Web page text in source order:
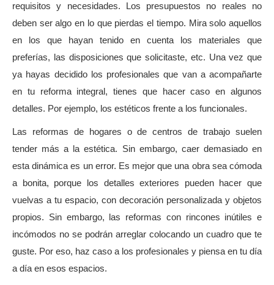
requisitos y necesidades. Los presupuestos no reales no
deben ser algo en lo que pierdas el tiempo. Mira solo aquellos
en los que hayan tenido en cuenta los materiales que
preferías, las disposiciones que solicitaste, etc. Una vez que
ya hayas decidido los profesionales que van a acompañarte
en tu reforma integral, tienes que hacer caso en algunos
detalles. Por ejemplo, los estéticos frente a los funcionales.
Las reformas de hogares o de centros de trabajo suelen
tender más a la estética. Sin embargo, caer demasiado en
esta dinámica es un error. Es mejor que una obra sea cómoda
a bonita, porque los detalles exteriores pueden hacer que
vuelvas a tu espacio, con decoración personalizada y objetos
propios. Sin embargo, las reformas con rincones inútiles e
incómodos no se podrán arreglar colocando un cuadro que te
guste. Por eso, haz caso a los profesionales y piensa en tu día
a día en esos espacios.